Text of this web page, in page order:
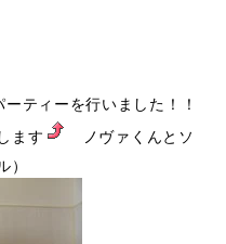
ティーを行いました！！
ます
ノヴァくんとソ